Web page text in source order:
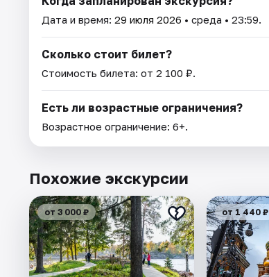
Дата и время: 29 июля 2026 • среда • 23:59.
Сколько стоит билет?
Стоимость билета: от 2 100 ₽.
Есть ли возрастные ограничения?
Возрастное ограничение: 6+.
Похожие экскурсии
от 3 000 ₽ от 1 440 ₽